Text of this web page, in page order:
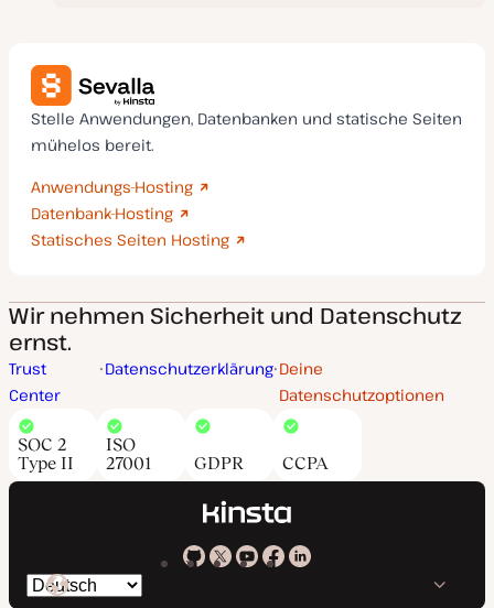
Stelle Anwendungen, Datenbanken und statische Seiten
mühelos bereit.
Anwendungs-Hosting
Datenbank-Hosting
Statisches Seiten Hosting
Wir nehmen Sicherheit und Datenschutz
ernst.
Trust
Center
Datenschutzerklärung Deine
Datenschutzoptionen
SOC 2
Type II
ISO
27001
GDPR CCPA
KinstaKinstaKinsta
KinstaKinsta
Spräche